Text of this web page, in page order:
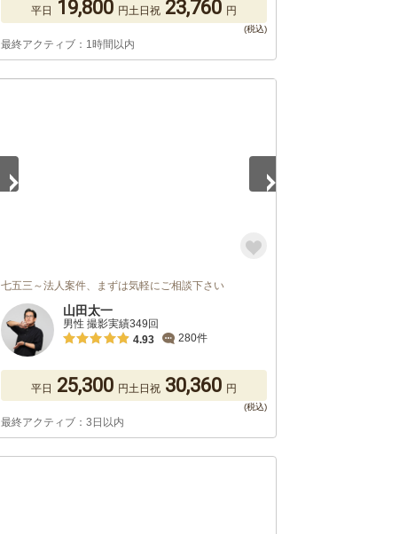
平日 19,800 円土日祝 23,760 円
最終アクティブ：1時間以内
七五三～法人案件、まずは気軽にご相談下さい
山田太一
男性 撮影実績349回
4.93
280件
平日 25,300 円土日祝 30,360 円
最終アクティブ：3日以内